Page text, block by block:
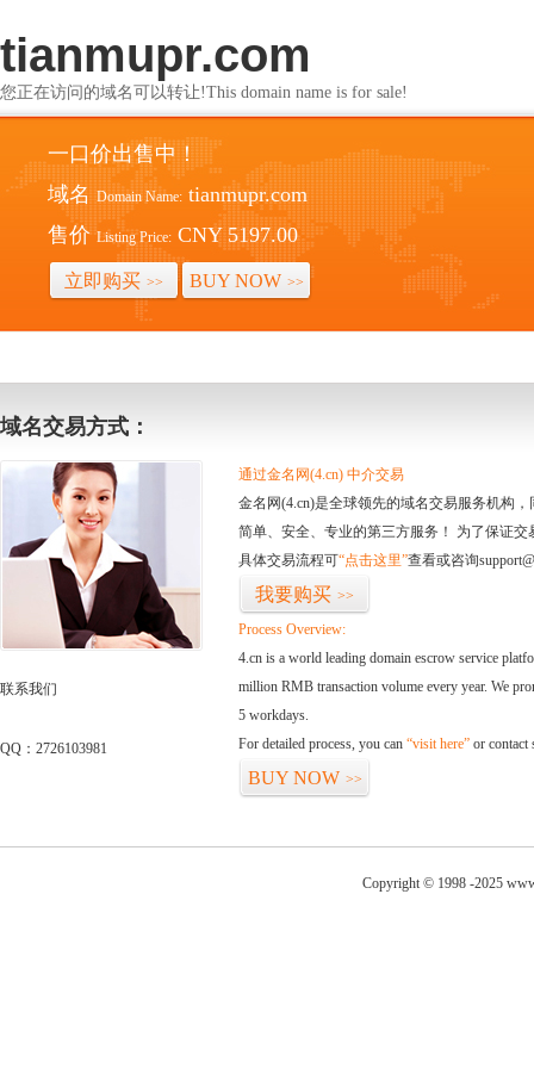
tianmupr.com
您正在访问的域名可以转让!This domain name is for sale!
一口价出售中！
域名 Domain Name: tianmupr.com
售价 Listing Price: CNY 5197.00
立即购买 >> BUY NOW >>
域名交易方式：
联系我们
QQ：2726103981
通过金名网(4.cn) 中介交易
金名网(4.cn)是全球领先的域名交易服务机构
简单、安全、专业的第三方服务！ 为了保证
具体交易流程可“点击这里”查看或咨询
我要购买 >>
Process Overview:
4.cn is a world leading domain escrow service
million RMB transaction volume every year. We
5 workdays.
For detailed process, you can “visit here” or contact
BUY NOW >>
Copyright © 1998 -2025